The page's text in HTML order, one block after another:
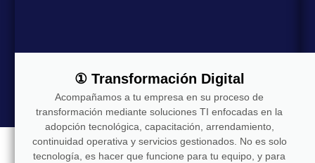
① Transformación Digital
Acompañamos a tu empresa en su proceso de
transformación mediante soluciones TI enfocadas en la
adopción tecnológica, capacitación, arrendamiento,
continuidad operativa y servicios gestionados. No es solo
tecnología, es hacer que funcione para tu equipo, y para